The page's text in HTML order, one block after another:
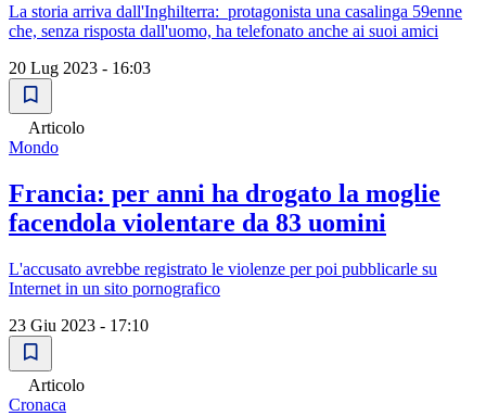
La storia arriva dall'Inghilterra: protagonista una casalinga 59enne
che, senza risposta dall'uomo, ha telefonato anche ai suoi amici
20 Lug 2023 - 16:03
Articolo
Mondo
Francia: per anni ha drogato la moglie
facendola violentare da 83 uomini
L'accusato avrebbe registrato le violenze per poi pubblicarle su
Internet in un sito pornografico
23 Giu 2023 - 17:10
Articolo
Cronaca